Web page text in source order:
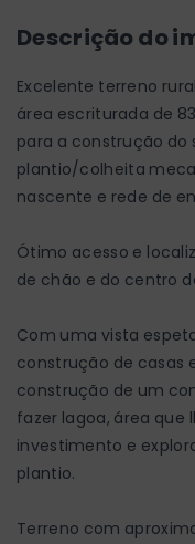
Descrição do
Excelente terreno
área escriturada de
para a construção do
plantio/colheita
nascente e rede de
Ótimo acesso e
de chão e do centro
Com uma vista
construção de casas
construção de um
fazer lagoa, área que
investimento e
plantio.
Terreno com